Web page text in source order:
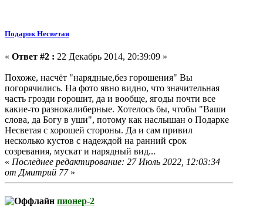
Подарок Несветая
« Ответ #2 : 22 Декабрь 2014, 20:39:09 »
Похоже, насчёт "нарядные,без горошения" Вы
погорячились. На фото явно видно, что значительная
часть грозди горошит, да и вообще, ягоды почти все
какие-то разнокалиберные. Хотелось бы, чтобы "Ваши
слова, да Богу в уши", потому как наслышан о Подарке
Несветая с хорошей стороны. Да и сам привил
несколько кустов с надеждой на ранний срок
созревания, мускат и нарядный вид...
« Последнее редактирование: 27 Июль 2022, 12:03:34
от Дмитрий 77»
пионер-2